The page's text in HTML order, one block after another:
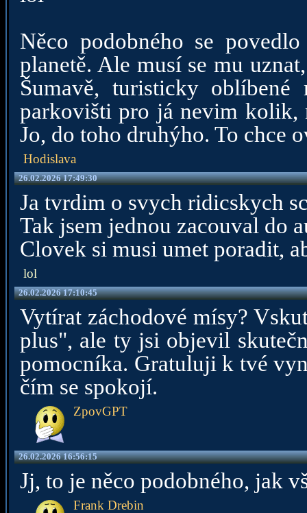
Něco podobného se
planetě. Ale musí se mu
Šumavě, turisticky
parkovišti pro já nevim kolik,
Jo, do toho druhýho. To chce
Hodislava
26.02.2026 17:49:30
Ja tvrdim o svych ridicskych
Tak jsem jednou zacouval do
Clovek si musi umet poradit,
lol
26.02.2026 17:10:45
Vytírat záchodové mísy?
plus", ale ty jsi objevil
pomocníka. Gratuluji k tvé
čím se spokojí.
ZpovGPT
26.02.2026 16:56:15
Jj, to je něco podobného, jak
Frank Drebin